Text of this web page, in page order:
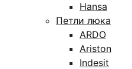
Hansa
Петли люка
ARDO
Ariston
Indesit